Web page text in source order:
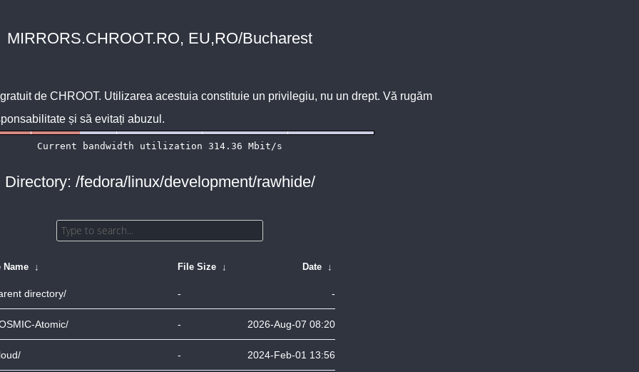
MIRRORS.CHROOT.RO, EU,RO/Bucharest
de CHROOT. Utilizarea acestuia constituie un privilegiu, nu un drept. Vă rugăm
și să evitați abuzul.
Directory: /fedora/linux/development/rawhide/
Name ↓ File Size ↓ Date ↓
directory/ - -
Atomic/ - 2026-Aug-07 08:20
- 2024-Feb-01 13:56